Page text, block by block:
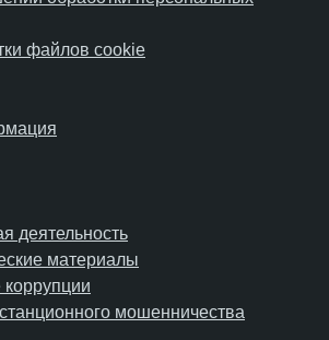
файлов cookie
деятельность
материалы
мошенничества